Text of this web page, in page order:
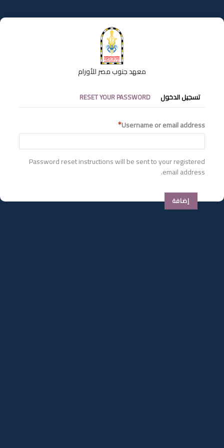
إلى
المحتوى
معهد جنوب مصر للأورام
التبويبات
الأساسية
تسجيل الدخول RESET YOUR PASSWORD
Username or email address
Password reset instructions will be sent to your registered
email address.